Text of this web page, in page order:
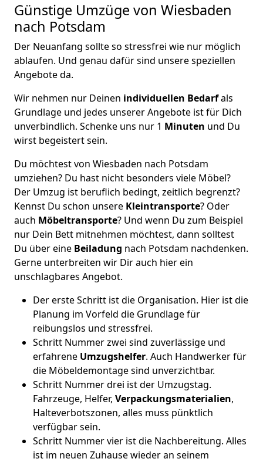
Günstige Umzüge von Wiesbaden
nach Potsdam
Der Neuanfang sollte so stressfrei wie nur möglich
ablaufen. Und genau dafür sind unsere speziellen
Angebote da.
Wir nehmen nur Deinen individuellen Bedarfals
Grundlage und jedes unserer Angebote ist für Dich
unverbindlich. Schenke uns nur 1 Minuten und Du
wirst begeistert sein.
Du möchtest von Wiesbaden nach Potsdam
umziehen? Du hast nicht besonders viele Möbel?
Der Umzug ist beruflich bedingt, zeitlich begrenzt?
Kennst Du schon unsere Kleintransporte? Oder
auch Möbeltransporte? Und wenn Du zum Beispiel
nur Dein Bett mitnehmen möchtest, dann solltest
Du über eine Beiladung nach Potsdam nachdenken.
Gerne unterbreiten wir Dir auch hier ein
unschlagbares Angebot.
Der erste Schritt ist die Organisation. Hier ist die
Planung im Vorfeld die Grundlage für
reibungslos und stressfrei.
Schritt Nummer zwei sind zuverlässige und
erfahrene Umzugshelfer. Auch Handwerker für
die Möbeldemontage sind unverzichtbar.
Schritt Nummer drei ist der Umzugstag.
Fahrzeuge, Helfer, Verpackungsmaterialien,
Halteverbotszonen, alles muss pünktlich
verfügbar sein.
Schritt Nummer vier ist die Nachbereitung. Alles
ist im neuen Zuhause wieder an seinem